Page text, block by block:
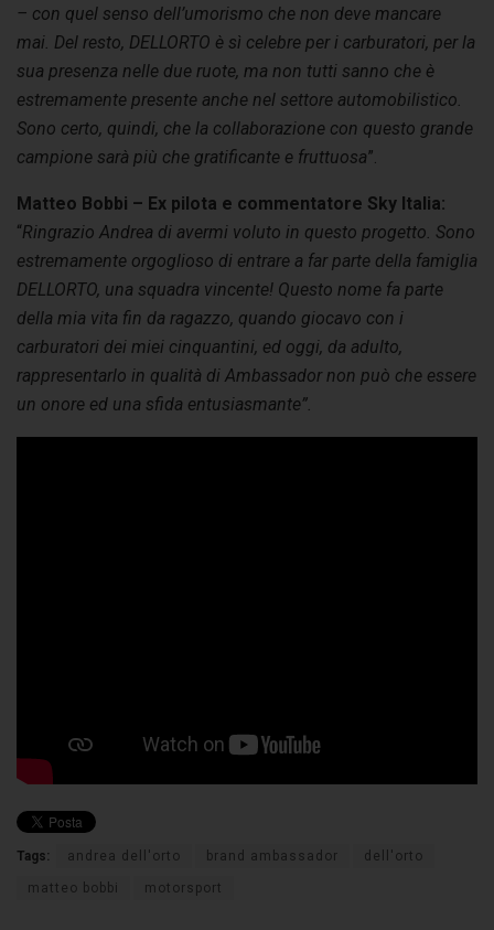
– con quel senso dell’umorismo che non deve mancare
mai. Del resto, DELLORTO è sì celebre per i carburatori, per la
sua presenza nelle due ruote, ma non tutti sanno che è
estremamente presente anche nel settore automobilistico.
Sono certo, quindi, che la collaborazione con questo grande
campione sarà più che gratificante e fruttuosa”.
Matteo Bobbi – Ex pilota e commentatore Sky Italia:
“Ringrazio Andrea di avermi voluto in questo progetto. Sono
estremamente orgoglioso di entrare a far parte della famiglia
DELLORTO, una squadra vincente! Questo nome fa parte
della mia vita fin da ragazzo, quando giocavo con i
carburatori dei miei cinquantini, ed oggi, da adulto,
rappresentarlo in qualità di Ambassador non può che essere
un onore ed una sfida entusiasmante”.
Tags: andrea dell'orto brand ambassador dell'orto
matteo bobbi motorsport